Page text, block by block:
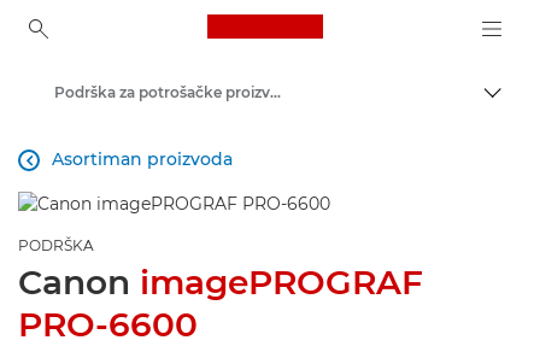
Canon Logo, back to
Podrška za potrošačke proizvode
Asortiman proizvoda

PODRŠKA
Canon imagePROGRAF
PRO-6600